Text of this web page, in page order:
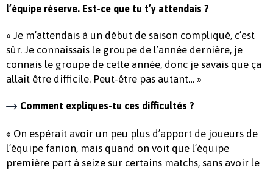
l’équipe réserve. Est-ce que tu t’y attendais ?
« Je m’attendais à un début de saison compliqué, c’est
sûr. Je connaissais le groupe de l’année dernière, je
connais le groupe de cette année, donc je savais que ça
allait être difficile. Peut-être pas autant… »
Comment expliques-tu ces difficultés ?
« On espérait avoir un peu plus d’apport de joueurs de
l’équipe fanion, mais quand on voit que l’équipe
première part à seize sur certains matchs, sans avoir le